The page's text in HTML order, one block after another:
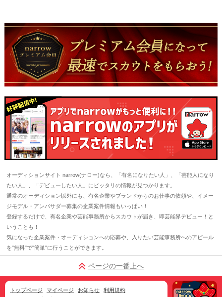
オーディションサイト narrow(ナロー)なら、「有名になりたい人」、「芸能人になり
たい人」、「デビューしたい人」にピッタリの情報が見つかります。
通常のオーディション以外にも、有名企業やブランドからのお仕事の依頼や、イメー
ジモデル・アンバサダー募集の企業案件情報もいっぱい！
登録するだけで、有名企業や芸能事務所からスカウトが届き、即芸能界デビュー！と
いうことも！
気になった企業案件・オーディションへの応募や、入りたい芸能事務所へのアピール
を"無料"で"簡単"に行うことができます。
ページの一番上へ
トップページ マイページ お知らせ
利用規約